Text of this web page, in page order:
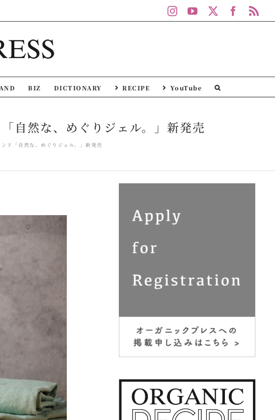
InstagramYouTube
BIZ DICTIONARY RECIPE YouTube
自然な、めぐりジェル。」新発売
ド「自然な、めぐりジェル。」新発売